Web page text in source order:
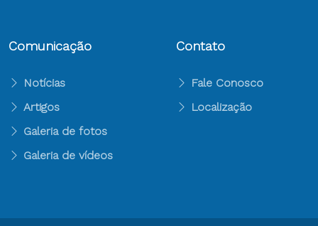
Comunicação
Notícias
Artigos
Galeria de fotos
Galeria de vídeos
Contato
Fale Conosco
Localização